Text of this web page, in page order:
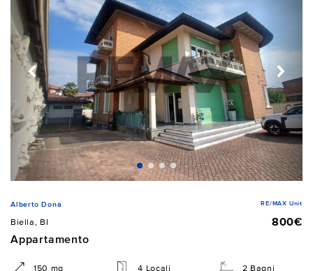
Alberto Donà RE/MAX Unit
Biella, BI
800€
Appartamento
150 mq 4 Locali 2 Bagni